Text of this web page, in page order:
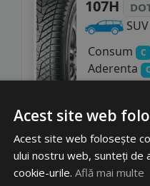
107H
Consum
C
Aderenta C
Zgomot
674
788 RON
Discount14%
Acest site web
Acest site web folosește
ului nostru web, sunteți de
cookie-urile. Află mai multe